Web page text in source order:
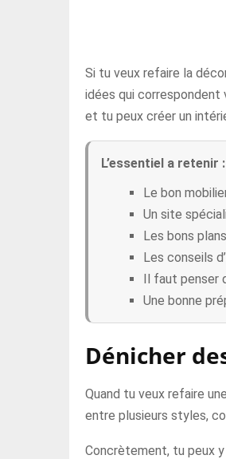
Si tu veux refaire la
idées qui correspondent
et tu peux créer un
L’essentiel a retenir :
Le bon
Un site
Les bons
Les conseils
Il faut penser
Une bonne
Dénicher
Quand tu veux refaire
entre plusieurs styles,
Concrètement, tu peux